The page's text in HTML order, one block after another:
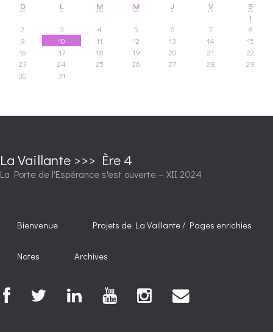
D L M M J V
S
1
2
3 4 5 6 7
8
9
10 11 12 13 14
15
16
17 18 19 20 21
22
23
24 25 26 27 28
29
30
31
La Vaillante >>> Ère 4
La Porte de l'Espérance s'est ouverte – XII 2024
Bienvenue Projets de La Vaillante / Pages enrichies
Notes Archives